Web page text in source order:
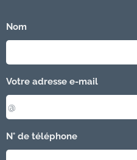
Nom
Votre adresse e-mail
N° de téléphone